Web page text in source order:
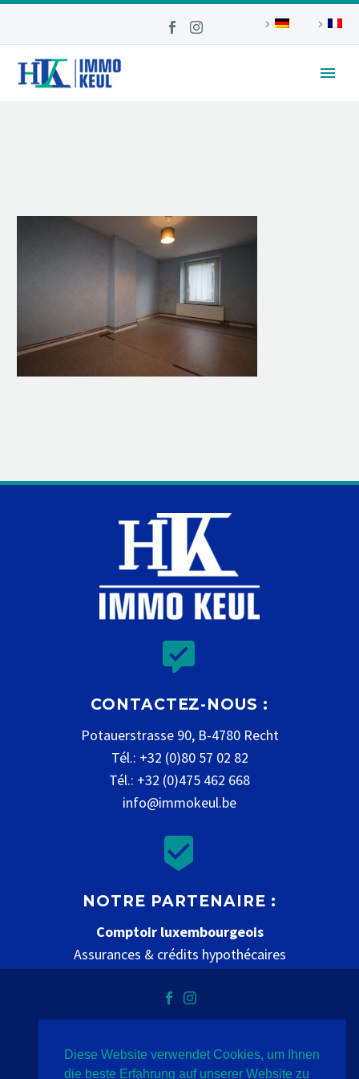


CONTACTEZ-NOUS :
Potauerstrasse 90, B-4780 Recht
Tél.: +32 (0)80 57 02 82
Tél.: +32 (0)475 462 668
info@immokeul.be


NOTRE PARTENAIRE :
Comptoir luxembourgeois
Assurances & crédits hypothécaires
Datenschutz Impressum Kontakt
Diese Website verwendet Cookies, um Ihnen
die beste Erfahrung auf unserer Website zu